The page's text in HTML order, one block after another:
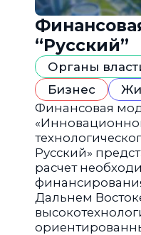
“Русский”
Органы
Бизнес
Финансовая
Русский»
расчет
Дальнем